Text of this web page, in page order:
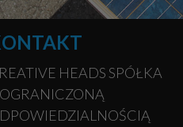
HEADS SPÓŁKA